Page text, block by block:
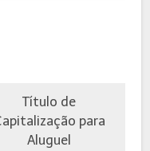
Título de
para
Aluguel